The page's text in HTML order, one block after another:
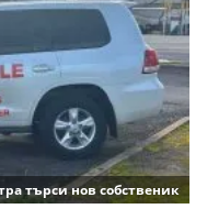
търси нов собственик